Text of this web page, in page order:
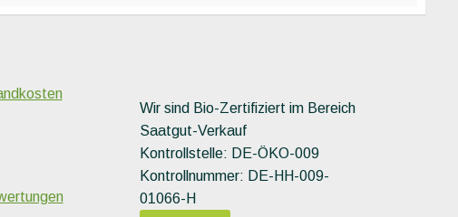
Wir sind Bio-Zertifiziert im Bereich
Saatgut-Verkauf
Kontrollstelle: DE-ÖKO-009
Kontrollnummer: DE-HH-009-
01066-H